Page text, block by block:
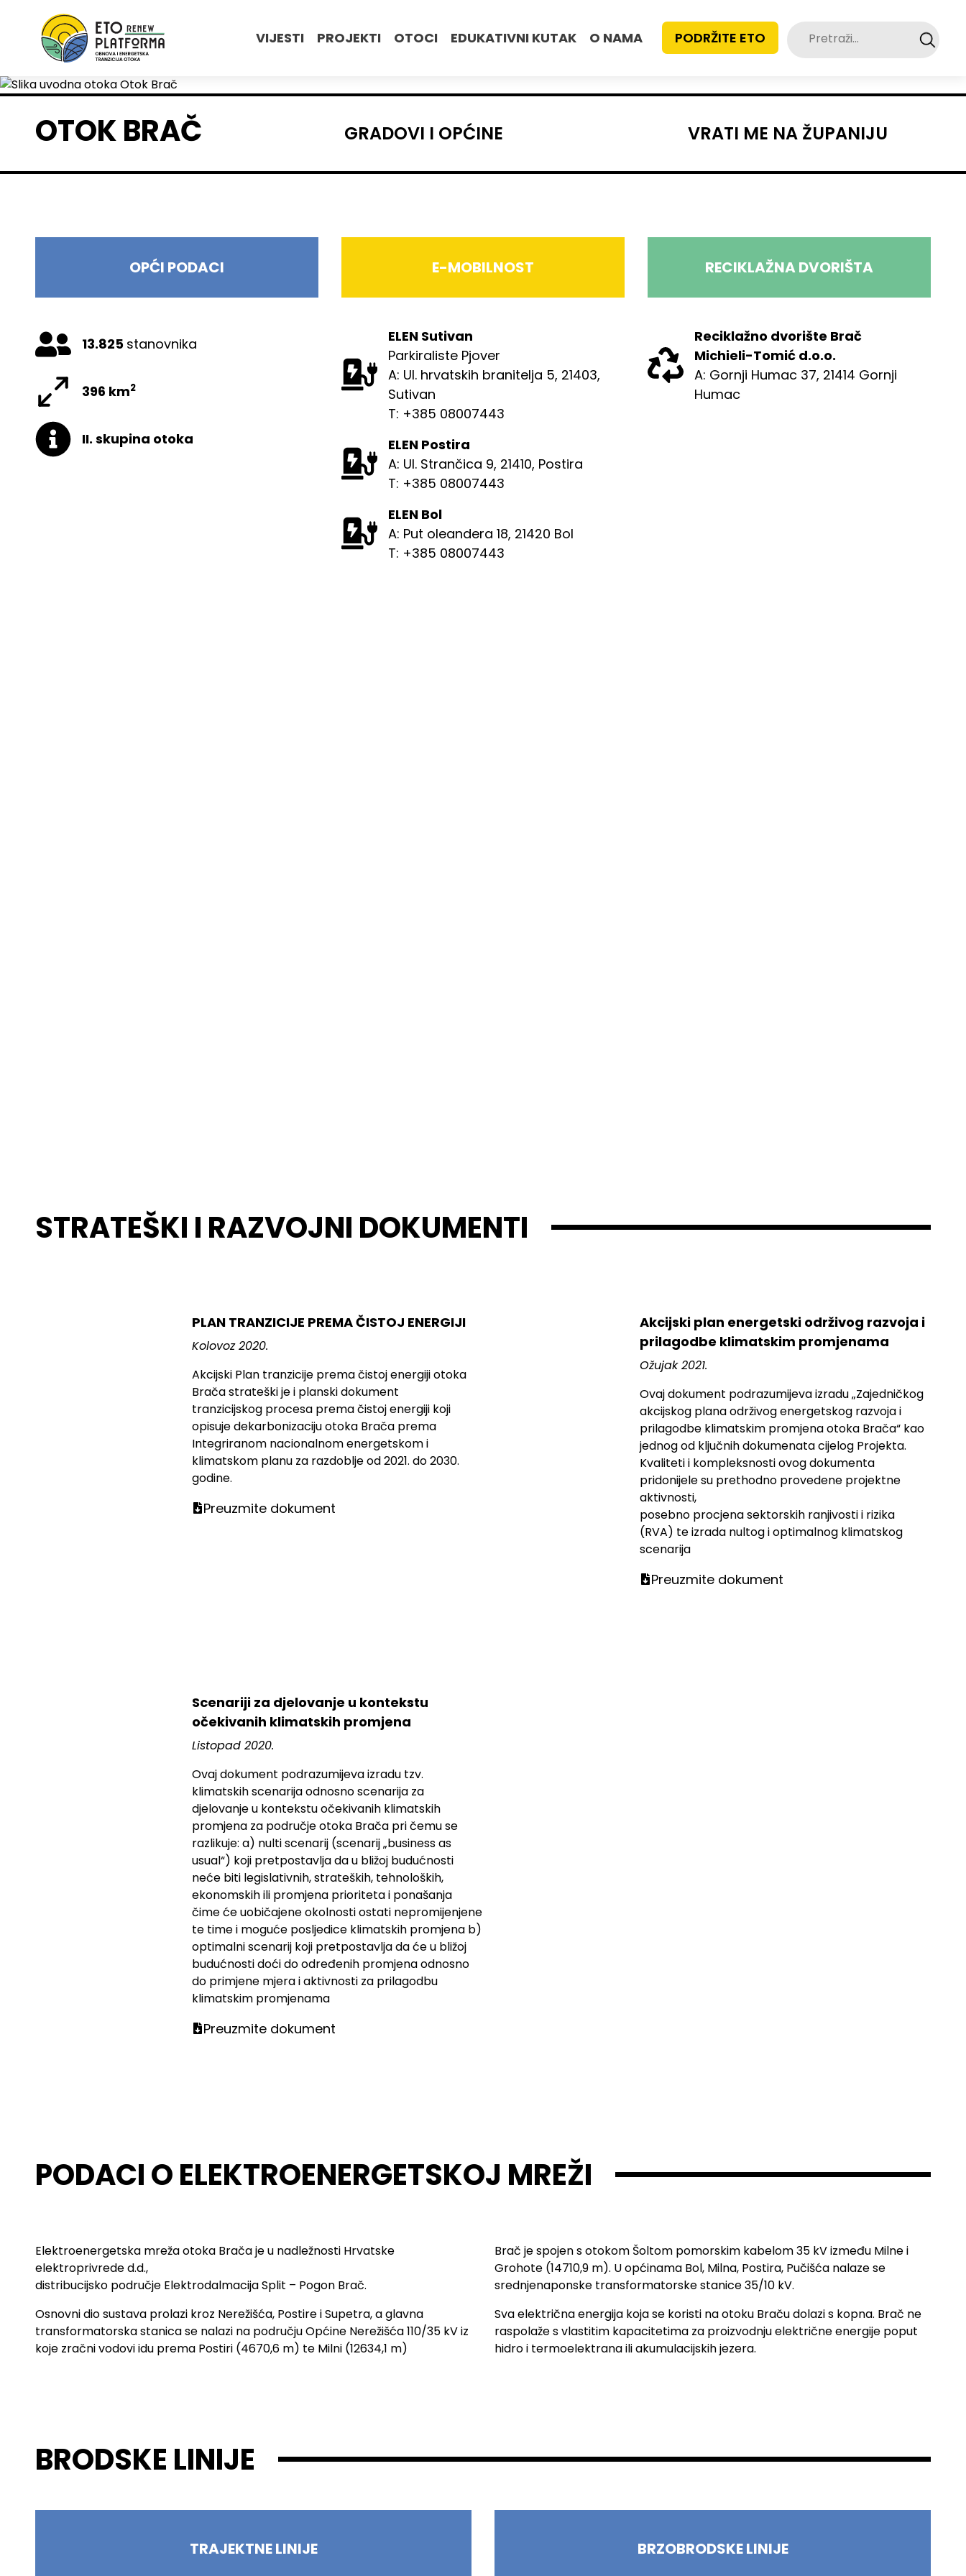
VIJESTI PROJEKTI OTOCI EDUKATIVNI KUTAK O NAMA PODRŽITE ETO Pretraži:
OTOK BRAČ GRADOVI I OPĆINE VRATI ME NA ŽUPANIJU
OPĆI PODACI
13.825 stanovnika
396 km2
II. skupina otoka
E-MOBILNOST
ELEN Sutivan
Parkiraliste Pjover
A: Ul. hrvatskih branitelja 5, 21403,
Sutivan
T: +385 08007443
ELEN Postira
A: Ul. Strančica 9, 21410, Postira
T: +385 08007443
ELEN Bol
A: Put oleandera 18, 21420 Bol
T: +385 08007443
RECIKLAŽNA DVORIŠTA
Reciklažno dvorište Brač
Michieli-Tomić d.o.o.
A: Gornji Humac 37, 21414 Gornji
Humac
STRATEŠKI I RAZVOJNI DOKUMENTI
PLAN TRANZICIJE PREMA ČISTOJ ENERGIJI
Kolovoz 2020.
Akcijski Plan tranzicije prema čistoj energiji otoka
Brača strateški je i planski dokument
tranzicijskog procesa prema čistoj energiji koji
opisuje dekarbonizaciju otoka Brača prema
Integriranom nacionalnom energetskom i
klimatskom planu za razdoblje od 2021. do 2030.
godine.
Preuzmite dokument
Akcijski plan energetski održivog razvoja i
prilagodbe klimatskim promjenama
Ožujak 2021.
Ovaj dokument podrazumijeva izradu „Zajedničkog
akcijskog plana održivog energetskog razvoja i
prilagodbe klimatskim promjena otoka Brača“ kao
jednog od ključnih dokumenata cijelog Projekta.
Kvaliteti i kompleksnosti ovog dokumenta
pridonijele su prethodno provedene projektne
aktivnosti,
posebno procjena sektorskih ranjivosti i rizika
(RVA) te izrada nultog i optimalnog klimatskog
scenarija
Preuzmite dokument
Scenariji za djelovanje u kontekstu
očekivanih klimatskih promjena
Listopad 2020.
Ovaj dokument podrazumijeva izradu tzv.
klimatskih scenarija odnosno scenarija za
djelovanje u kontekstu očekivanih klimatskih
promjena za područje otoka Brača pri čemu se
razlikuje: a) nulti scenarij (scenarij „business as
usual“) koji pretpostavlja da u bližoj budućnosti
neće biti legislativnih, strateških, tehnoloških,
ekonomskih ili promjena prioriteta i ponašanja
čime će uobičajene okolnosti ostati nepromijenjene
te time i moguće posljedice klimatskih promjena b)
optimalni scenarij koji pretpostavlja da će u bližoj
budućnosti doći do određenih promjena odnosno
do primjene mjera i aktivnosti za prilagodbu
klimatskim promjenama
Preuzmite dokument
PODACI O ELEKTROENERGETSKOJ MREŽI
Elektroenergetska mreža otoka Brača je u nadležnosti Hrvatske
elektroprivrede d.d.,
distribucijsko područje Elektrodalmacija Split – Pogon Brač.
Osnovni dio sustava prolazi kroz Nerežišća, Postire i Supetra, a glavna
transformatorska stanica se nalazi na području Općine Nerežišća 110/35 kV iz
koje zračni vodovi idu prema Postiri (4670,6 m) te Milni (12634,1 m)
Brač je spojen s otokom Šoltom pomorskim kabelom 35 kV između Milne i
Grohote (14710,9 m). U općinama Bol, Milna, Postira, Pučišća nalaze se
srednjenaponske transformatorske stanice 35/10 kV.
Sva električna energija koja se koristi na otoku Braču dolazi s kopna. Brač ne
raspolaže s vlastitim kapacitetima za proizvodnju električne energije poput
hidro i termoelektrana ili akumulacijskih jezera.
BRODSKE LINIJE
TRAJEKTNE LINIJE BRZOBRODSKE LINIJE